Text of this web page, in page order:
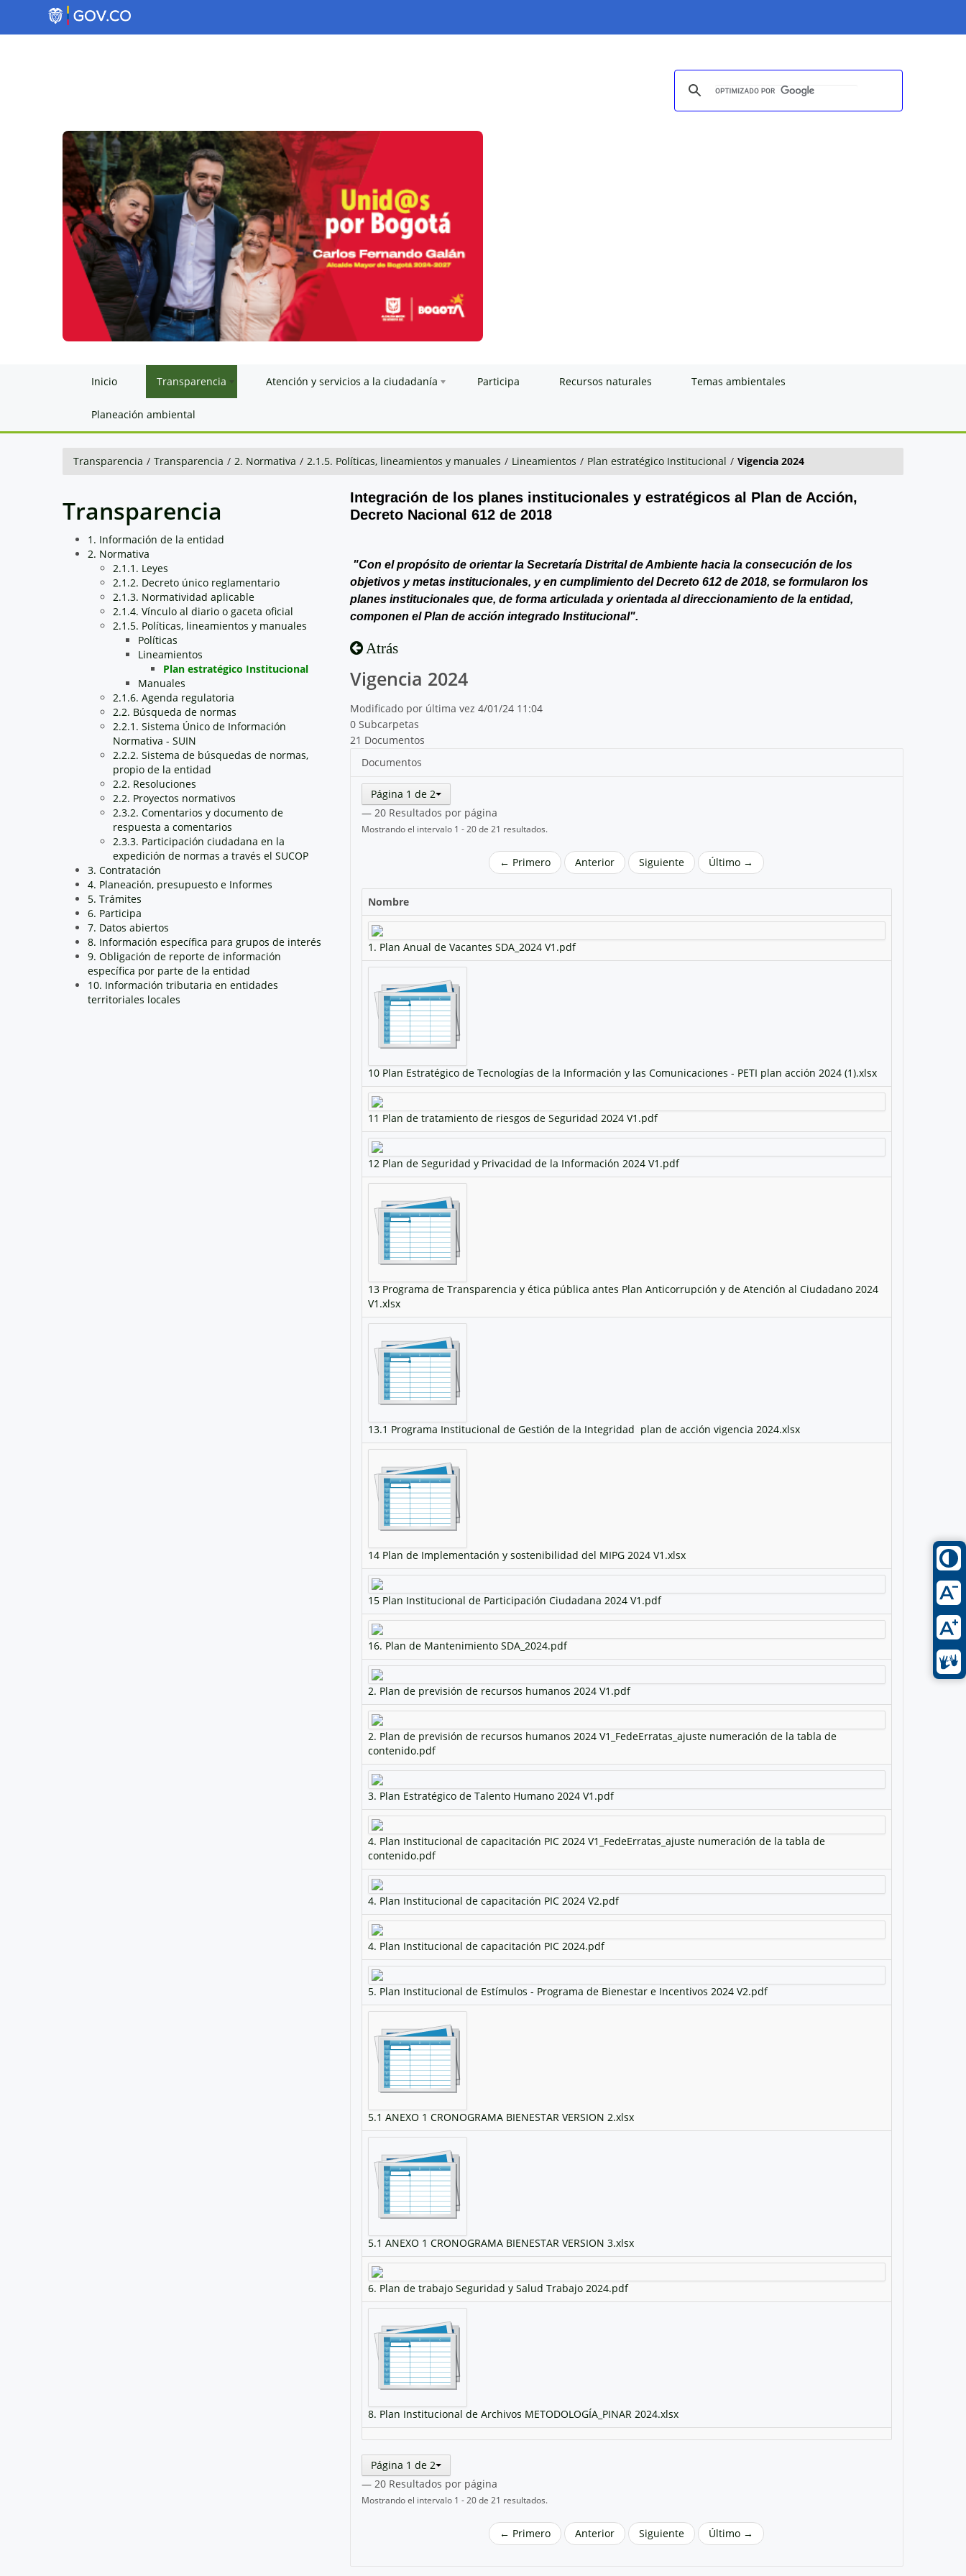
Inicio Transparencia Atención y servicios a la ciudadanía Participa Recursos naturales Temas ambientales
Planeación ambiental
Transparencia / Transparencia / 2. Normativa / 2.1.5. Políticas, lineamientos y manuales / Lineamientos / Plan estratégico Institucional / Vigencia 2024
Transparencia
1. Información de la entidad
2. Normativa
2.1.1. Leyes
2.1.2. Decreto único reglamentario
2.1.3. Normatividad aplicable
2.1.4. Vínculo al diario o gaceta oficial
2.1.5. Políticas, lineamientos y manuales
Políticas
Lineamientos
Plan estratégico Institucional
Manuales
2.1.6. Agenda regulatoria
2.2. Búsqueda de normas
2.2.1. Sistema Único de Información
Normativa - SUIN
2.2.2. Sistema de búsquedas de normas,
propio de la entidad
2.2. Resoluciones
2.2. Proyectos normativos
2.3.2. Comentarios y documento de
respuesta a comentarios
2.3.3. Participación ciudadana en la
expedición de normas a través el SUCOP
3. Contratación
4. Planeación, presupuesto e Informes
5. Trámites
6. Participa
7. Datos abiertos
8. Información específica para grupos de interés
9. Obligación de reporte de información
específica por parte de la entidad
10. Información tributaria en entidades
territoriales locales
Integración de los planes institucionales y estratégicos al Plan de Acción,
Decreto Nacional 612 de 2018
"Con el propósito de orientar la Secretaría Distrital de Ambiente hacia la consecución de los
objetivos y metas institucionales, y en cumplimiento del Decreto 612 de 2018, se formularon los
planes institucionales que, de forma articulada y orientada al direccionamiento de la entidad,
componen el Plan de acción integrado Institucional".
Atrás
Vigencia 2024
Modificado por última vez 4/01/24 11:04
0 Subcarpetas
21 Documentos
Documentos
Página 1 de 2
— 20 Resultados por página
Mostrando el intervalo 1 - 20 de 21 resultados.
← Primero Anterior Siguiente Último →
Nombre
1. Plan Anual de Vacantes SDA_2024 V1.pdf
10 Plan Estratégico de Tecnologías de la Información y las Comunicaciones - PETI plan acción 2024 (1).xlsx
11 Plan de tratamiento de riesgos de Seguridad 2024 V1.pdf
12 Plan de Seguridad y Privacidad de la Información 2024 V1.pdf
13 Programa de Transparencia y ética pública antes Plan Anticorrupción y de Atención al Ciudadano 2024
V1.xlsx
13.1 Programa Institucional de Gestión de la Integridad  plan de acción vigencia 2024.xlsx
14 Plan de Implementación y sostenibilidad del MIPG 2024 V1.xlsx
15 Plan Institucional de Participación Ciudadana 2024 V1.pdf
16. Plan de Mantenimiento SDA_2024.pdf
2. Plan de previsión de recursos humanos 2024 V1.pdf
2. Plan de previsión de recursos humanos 2024 V1_FedeErratas_ajuste numeración de la tabla de
contenido.pdf
3. Plan Estratégico de Talento Humano 2024 V1.pdf
4. Plan Institucional de capacitación PIC 2024 V1_FedeErratas_ajuste numeración de la tabla de
contenido.pdf
4. Plan Institucional de capacitación PIC 2024 V2.pdf
4. Plan Institucional de capacitación PIC 2024.pdf
5. Plan Institucional de Estímulos - Programa de Bienestar e Incentivos 2024 V2.pdf
5.1 ANEXO 1 CRONOGRAMA BIENESTAR VERSION 2.xlsx
5.1 ANEXO 1 CRONOGRAMA BIENESTAR VERSION 3.xlsx
6. Plan de trabajo Seguridad y Salud Trabajo 2024.pdf
8. Plan Institucional de Archivos METODOLOGÍA_PINAR 2024.xlsx
Página 1 de 2
— 20 Resultados por página
Mostrando el intervalo 1 - 20 de 21 resultados.
← Primero Anterior Siguiente Último →